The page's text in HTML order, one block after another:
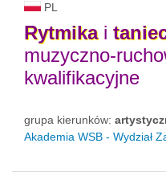
PL
Rytmikai
muzyczno-
kwalifikacyjne
grupa kierunków:
Akademia WSB - Wydział